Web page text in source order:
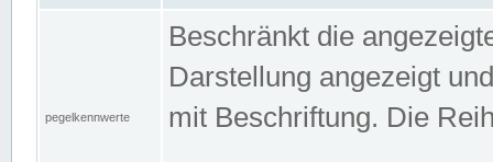
pegelkennwerte
Beschränkt die
Darstellung angezeigt
mit Beschriftung. Die